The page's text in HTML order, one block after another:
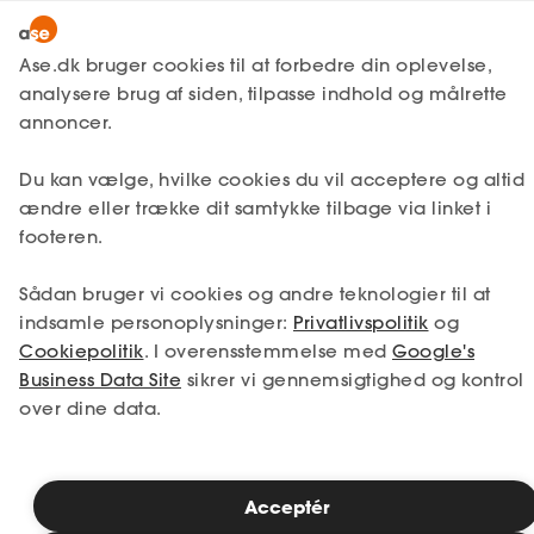
MitAse
Ase Selvstændig
Dokumenter.dk
Lønmodtager
A-kasse
Fagforening
Lønsikring
Få svar
Selvstændig
Studerende
Bliv medlem
Ase.dk bruger cookies til at forbedre din oplevelse,
analysere brug af siden, tilpasse indhold og målrette
annoncer.
Du kan vælge, hvilke cookies du vil acceptere og altid
ændre eller trække dit samtykke tilbage via linket i
footeren.
Sådan bruger vi cookies og andre teknologier til at
indsamle personoplysninger: Privatlivspolitik og
Cookiepolitik. I overensstemmelse med Google's
Business Data Site sikrer vi gennemsigtighed og kontrol
over dine data.
Acceptér